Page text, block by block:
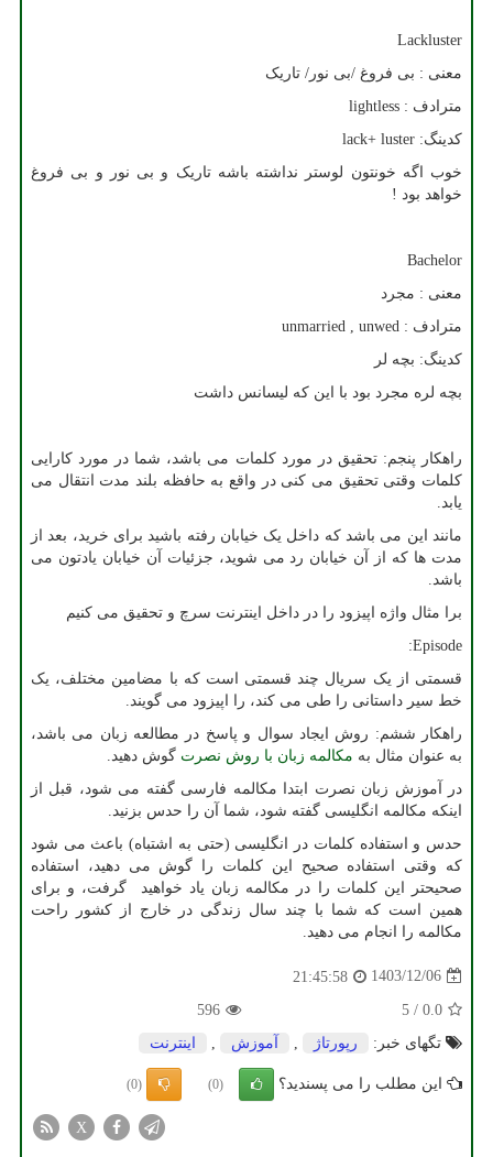
Lackluster
معنی : بی فروغ /بی نور/ تاریک
مترادف : lightless
کدینگ: lack+ luster
خوب اگه خونتون لوستر نداشته باشه تاریک و بی نور و بی فروغ
خواهد بود !
Bachelor
معنی : مجرد
مترادف : unmarried , unwed
کدینگ: بچه لر
بچه لره مجرد بود با این که لیسانس داشت
راهکار پنجم: تحقیق در مورد کلمات می باشد، شما در مورد کارایی
کلمات وقتی تحقیق می کنی در واقع به حافظه بلند مدت انتقال می
یابد.
مانند این می باشد که داخل یک خیابان رفته باشید برای خرید، بعد از
مدت ها که از آن خیابان رد می شوید، جزئیات آن خیابان یادتون می
باشد.
برا مثال واژه اپیزود را در داخل اینترنت سرچ و تحقیق می کنیم
Episode
:
قسمتی از یک سریال چند قسمتی است که با مضامین مختلف، یک
خط سیر داستانی را طی می کند، را اپیزود می گویند.
راهکار ششم: روش ایجاد سوال و پاسخ در مطالعه زبان می باشد،
به عنوان مثال به مکالمه زبان با روش نصرت گوش دهید.
در آموزش زبان نصرت ابتدا مکالمه فارسی گفته می شود، قبل از
اینکه مکالمه انگلیسی گفته شود، شما آن را حدس بزنید.
حدس و استفاده کلمات در انگلیسی (حتی به اشتباه) باعث می شود
که وقتی استفاده صحیح این کلمات را گوش می دهید، استفاده
صحیحتر این کلمات را در مکالمه زبان یاد خواهید گرفت، و برای
همین است که شما با چند سال زندگی در خارج از کشور راحت
مکالمه را انجام می دهید.
1403/12/06
21:45:58
0.0
/
5
596
تگهای خبر:
رپورتاژ آموزش اینترنت
این مطلب را می پسندید؟ (0)
(0)
X